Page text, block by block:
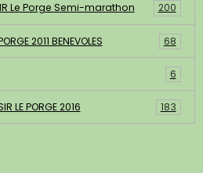
Le Porge Semi-marathon 200
2011 BENEVOLES 68
6
LE PORGE 2016 183